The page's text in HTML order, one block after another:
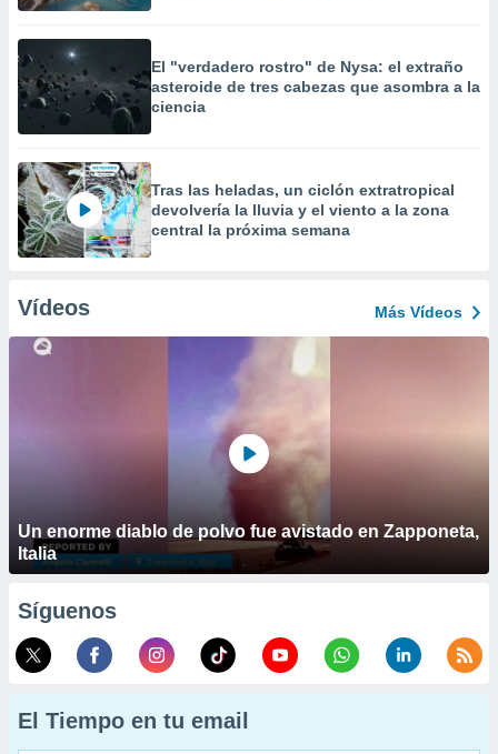
El "verdadero rostro" de Nysa: el extraño
asteroide de tres cabezas que asombra a la
ciencia
Tras las heladas, un ciclón extratropical
devolvería la lluvia y el viento a la zona
central la próxima semana
Vídeos Más Vídeos
Un enorme diablo de polvo fue avistado en Zapponeta,
Italia
Síguenos
El Tiempo en tu email